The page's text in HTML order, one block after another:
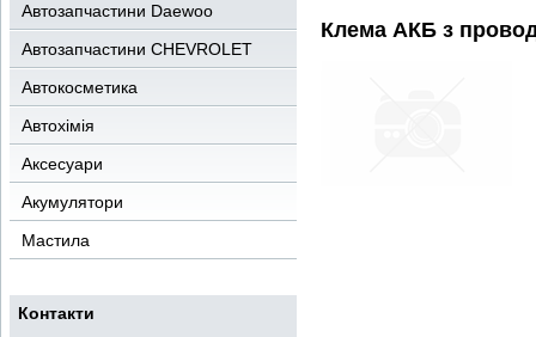
Автозапчастини Daewoo
Автозапчастини CHEVROLET
Автокосметика
Автохімія
Аксесуари
Акумулятори
Мастила
Контакти
Клема АКБ з